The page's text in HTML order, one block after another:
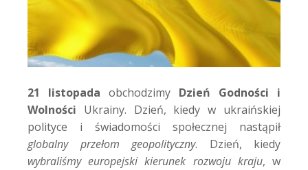
21 listopada obchodzimy Dzień Godności i
Wolności Ukrainy. Dzień, kiedy w ukraińskiej
polityce i świadomości społecznej nastąpił
globalny przełom geopolityczny. Dzień, kiedy
wybraliśmy europejski kierunek rozwoju kraju, w